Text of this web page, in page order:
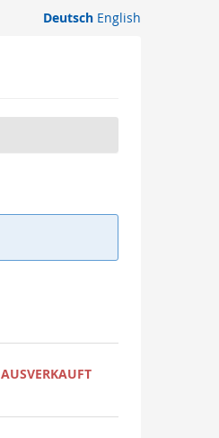
Deutsch English
AUSVERKAUFT